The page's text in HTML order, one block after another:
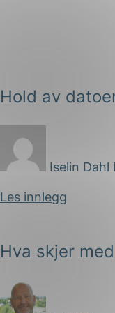
Hold av
Iselin Dahl
Les innlegg
Hva skjer